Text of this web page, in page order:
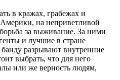
в кражах, грабежах и
на неприветливой
за выживание. За ними
и лучшие в стране
разрывают внутренние
выбрать, что для него
или же верность людям,